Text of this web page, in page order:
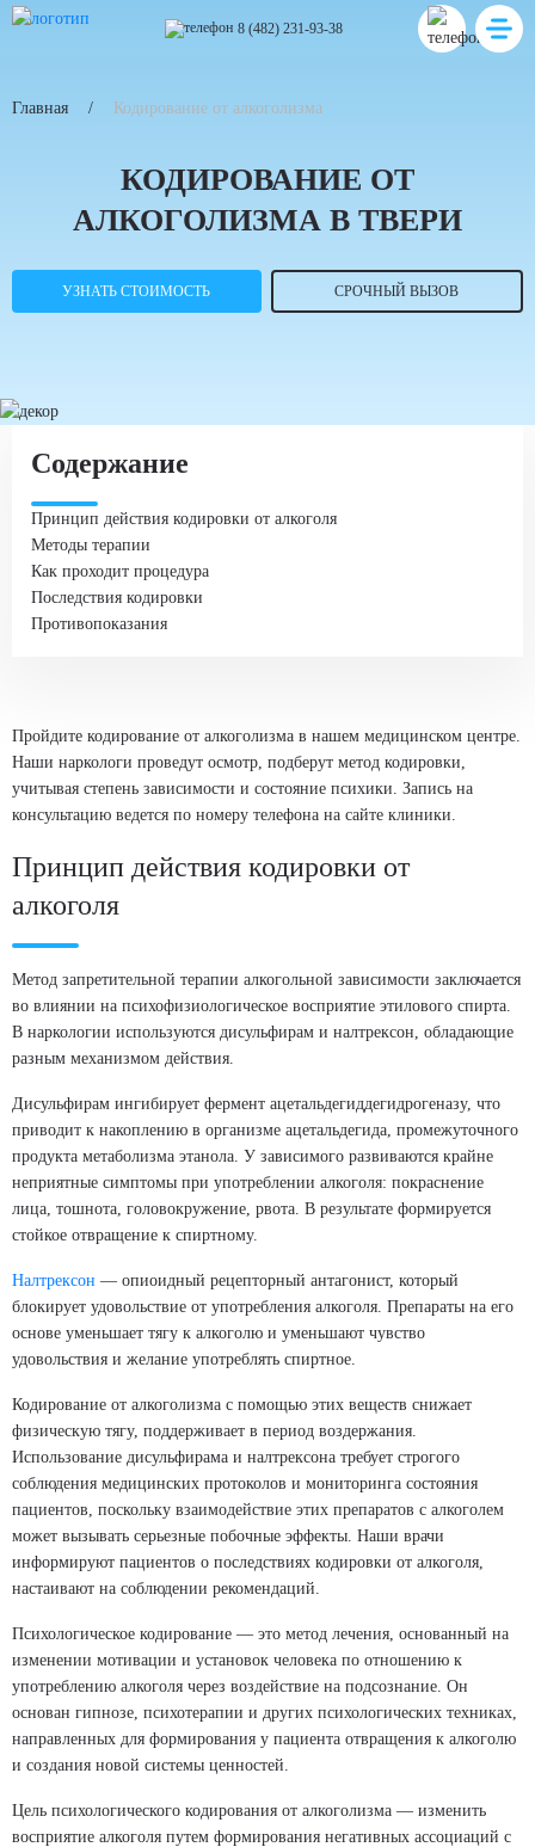
8 (482) 231-93-38
Главная Кодирование от алкоголизма
КОДИРОВАНИЕ ОТ
АЛКОГОЛИЗМА В ТВЕРИ
УЗНАТЬ СТОИМОСТЬ СРОЧНЫЙ ВЫЗОВ
Содержание
Принцип действия кодировки от алкоголя
Методы терапии
Как проходит процедура
Последствия кодировки
Противопоказания
Пройдите кодирование от алкоголизма в нашем медицинском центре.
Наши наркологи проведут осмотр, подберут метод кодировки,
учитывая степень зависимости и состояние психики. Запись на
консультацию ведется по номеру телефона на сайте клиники.
Принцип действия кодировки от
алкоголя
Метод запретительной терапии алкогольной зависимости заключается
во влиянии на психофизиологическое восприятие этилового спирта.
В наркологии используются дисульфирам и налтрексон, обладающие
разным механизмом действия.
Дисульфирам ингибирует фермент ацетальдегиддегидрогеназу, что
приводит к накоплению в организме ацетальдегида, промежуточного
продукта метаболизма этанола. У зависимого развиваются крайне
неприятные симптомы при употреблении алкоголя: покраснение
лица, тошнота, головокружение, рвота. В результате формируется
стойкое отвращение к спиртному.
Налтрексон — опиоидный рецепторный антагонист, который
блокирует удовольствие от употребления алкоголя. Препараты на его
основе уменьшает тягу к алкоголю и уменьшают чувство
удовольствия и желание употреблять спиртное.
Кодирование от алкоголизма с помощью этих веществ снижает
физическую тягу, поддерживает в период воздержания.
Использование дисульфирама и налтрексона требует строгого
соблюдения медицинских протоколов и мониторинга состояния
пациентов, поскольку взаимодействие этих препаратов с алкоголем
может вызывать серьезные побочные эффекты. Наши врачи
информируют пациентов о последствиях кодировки от алкоголя,
настаивают на соблюдении рекомендаций.
Психологическое кодирование — это метод лечения, основанный на
изменении мотивации и установок человека по отношению к
употреблению алкоголя через воздействие на подсознание. Он
основан гипнозе, психотерапии и других психологических техниках,
направленных для формирования у пациента отвращения к алкоголю
и создания новой системы ценностей.
Цель психологического кодирования от алкоголизма — изменить
восприятие алкоголя путем формирования негативных ассоциаций с